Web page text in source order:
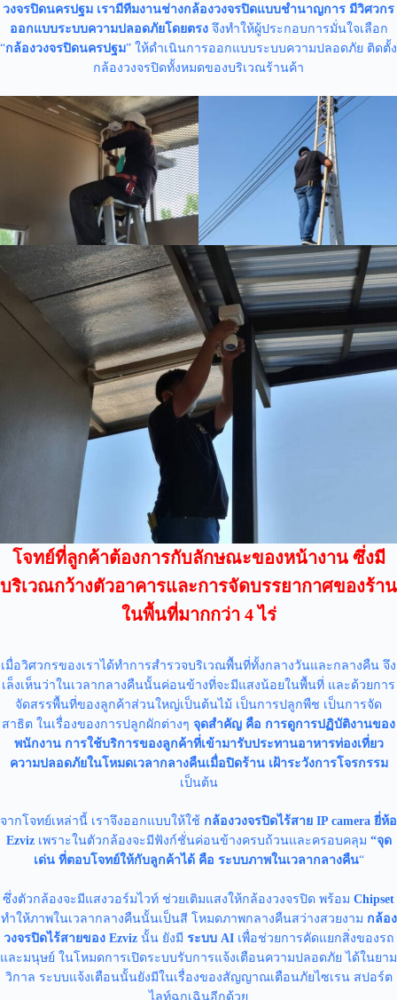
วงจรปิดนครปฐม เรามีทีมงานช่างกล้องวงจรปิดแบบชำนาญการ มีวิศวกร
ออกแบบระบบความปลอดภัยโดยตรงจึงทำให้ผู้ประกอบการมั่นใจเลือก
“กล้องวงจรปิดนครปฐม” ให้ดำเนินการออกแบบระบบความปลอดภัย ติดตั้ง
กล้องวงจรปิดทั้งหมดของบริเวณร้านค้า
โจทย์ที่ลูกค้าต้องการกับลักษณะของหน้างาน ซึ่งมี
บริเวณกว้างตัวอาคารและการจัดบรรยากาศของร้าน
ในพื้นที่มากกว่า 4 ไร่
เมื่อวิศวกรของเราได้ทำการสำรวจบริเวณพื้นที่ทั้งกลางวันและกลางคืน จึง
เล็งเห็นว่าในเวลากลางคืนนั้นค่อนข้างที่จะมีแสงน้อยในพื้นที่ และด้วยการ
จัดสรรพื้นที่ของลูกค้าส่วนใหญ่เป็นต้นไม้ เป็นการปลูกพืช เป็นการจัด
สาธิต ในเรื่องของการปลูกผักต่างๆ จุดสำคัญ คือ การดูการปฏิบัติงานของ
พนักงาน การใช้บริการของลูกค้าที่เข้ามารับประทานอาหารท่องเที่ยว
ความปลอดภัยในโหมดเวลากลางคืนเมื่อปิดร้าน เฝ้าระวังการโจรกรรม
เป็นต้น
จากโจทย์เหล่านี้ เราจึงออกแบบให้ใช้ กล้องวงจรปิดไร้สาย IP camera ยี่ห้อ
Ezvizเพราะในตัวกล้องจะมีฟังก์ชั่นค่อนข้างครบถ้วนและครอบคลุม “จุด
เด่น ที่ตอบโจทย์ให้กับลูกค้าได้ คือ ระบบภาพในเวลากลางคืน“
ซึ่งตัวกล้องจะมีแสงวอร์มไวท์ ช่วยเติมแสงให้กล้องวงจรปิด พร้อม Chipset
ทำให้ภาพในเวลากลางคืนนั้นเป็นสี โหมดภาพกลางคืนสว่างสวยงาม กล้อง
วงจรปิดไร้สายของ Ezvizนั้น ยังมี ระบบ AIเพื่อช่วยการคัดแยกสิ่งของรถ
และมนุษย์ ในโหมดการเปิดระบบรับการแจ้งเตือนความปลอดภัย ได้ในยาม
วิกาล ระบบแจ้งเตือนนั้นยังมีในเรื่องของสัญญาณเตือนภัยไซเรน สปอร์ต
ไลท์ฉุกเฉินอีกด้วย